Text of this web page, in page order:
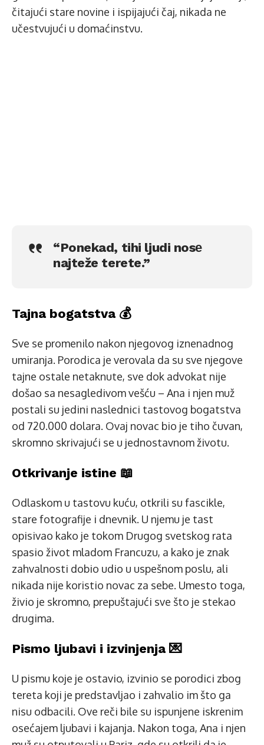
čitajući stare novine i ispijajući čaj, nikada ne
učestvujući u domaćinstvu.
“Ponekad, tihi ljudi nosе
najteže terete.”
Tajna bogatstva 💰
Sve se promenilo nakon njegovog iznenadnog
umiranja. Porodica je verovala da su sve njegove
tajne ostale netaknute, sve dok advokat nije
došao sa nesagledivom vešću – Ana i njen muž
postali su jedini naslednici tastovog bogatstva
od 720.000 dolara. Ovaj novac bio je tiho čuvan,
skromno skrivajući se u jednostavnom životu.
Otkrivanje istine 📖
Odlaskom u tastovu kuću, otkrili su fascikle,
stare fotografije i dnevnik. U njemu je tast
opisivao kako je tokom Drugog svetskog rata
spasio život mladom Francuzu, a kako je znak
zahvalnosti dobio udio u uspešnom poslu, ali
nikada nije koristio novac za sebe. Umesto toga,
živio je skromno, prepuštajući sve što je stekao
drugima.
Pismo ljubavi i izvinjenja 💌
U pismu koje je ostavio, izvinio se porodici zbog
tereta koji je predstavljao i zahvalio im što ga
nisu odbacili. Ove reči bile su ispunjene iskrenim
osećajem ljubavi i kajanja. Nakon toga, Ana i njen